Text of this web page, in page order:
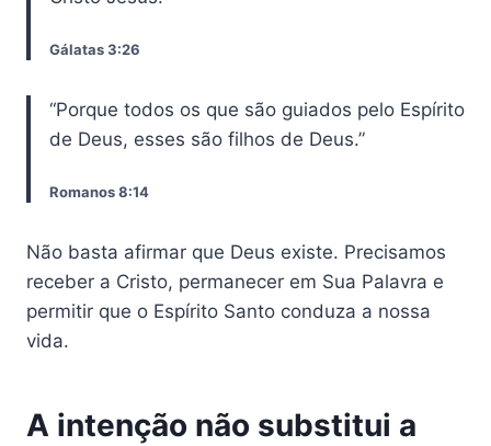
Gálatas 3:26
“Porque todos os que são guiados pelo Espírito
de Deus, esses são filhos de Deus.”
Romanos 8:14
Não basta afirmar que Deus existe. Precisamos
receber a Cristo, permanecer em Sua Palavra e
permitir que o Espírito Santo conduza a nossa
vida.
A intenção não substitui a